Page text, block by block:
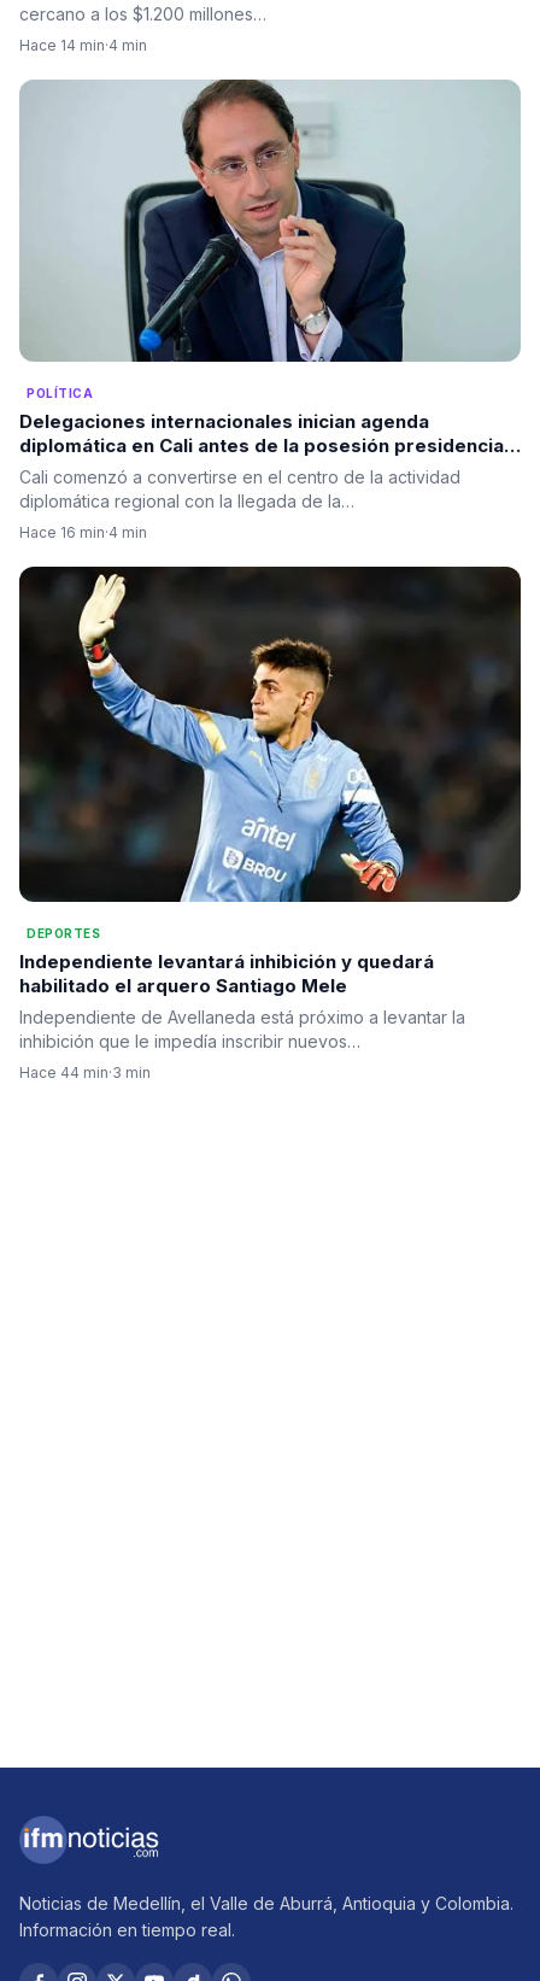
cercano a los $1.200 millones…
Hace 14 min·4 min
POLÍTICA
Delegaciones internacionales inician agenda
diplomática en Cali antes de la posesión presidencial
de Abelardo De La Espriella
Cali comenzó a convertirse en el centro de la actividad
diplomática regional con la llegada de la…
Hace 16 min·4 min
DEPORTES
Independiente levantará inhibición y quedará
habilitado el arquero Santiago Mele
Independiente de Avellaneda está próximo a levantar la
inhibición que le impedía inscribir nuevos…
Hace 44 min·3 min
Noticias de Medellín, el Valle de Aburrá, Antioquia y Colombia.
Información en tiempo real.